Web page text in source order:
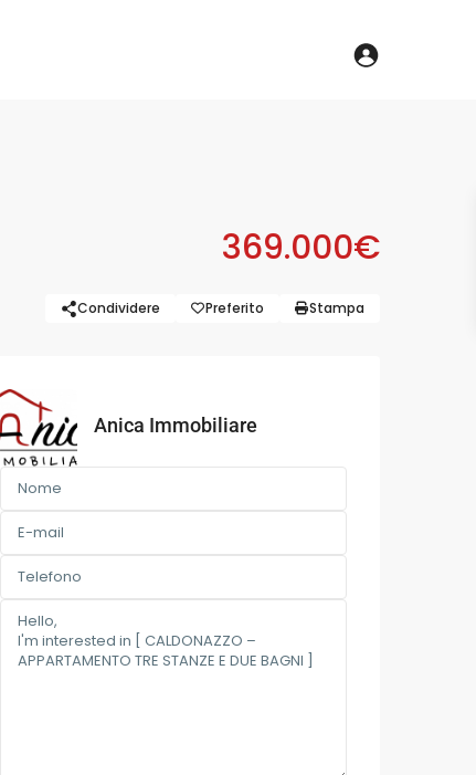
369.000€
Condividere Preferito Stampa
Anica Immobiliare